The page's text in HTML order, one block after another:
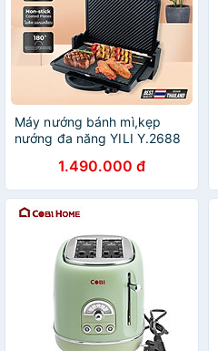
Máy nướng bánh mì,kẹp
nướng đa năng YILI Y.2688
1.490.000 đ